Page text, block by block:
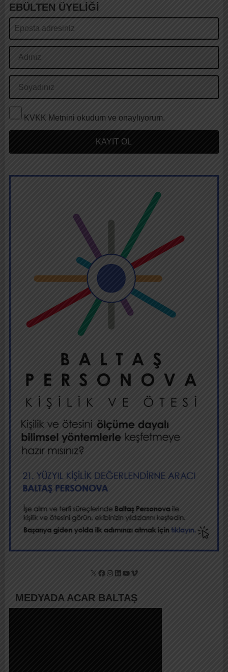
EBÜLTEN ÜYELİĞİ
KVKK Metnini okudum ve onaylıyorum.
X Facebook
Instagram
LinkedIn
YouTube
Vimeo
MEDYADA ACAR BALTAŞ